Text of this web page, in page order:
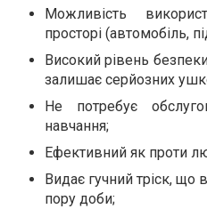
Можливість
просторі (автомобіль,
Високий рівень
залишає серйозних
Не потребує
навчання;
Ефективний як проти
Видає гучний тріск, що
пору доби;